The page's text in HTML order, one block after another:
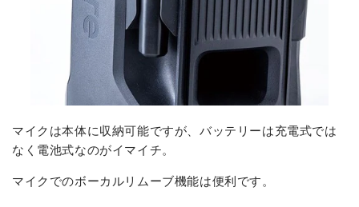
マイクは本体に収納可能ですが、バッテリーは充電式では
なく電池式なのがイマイチ。
マイクでのボーカルリムーブ機能は便利です。